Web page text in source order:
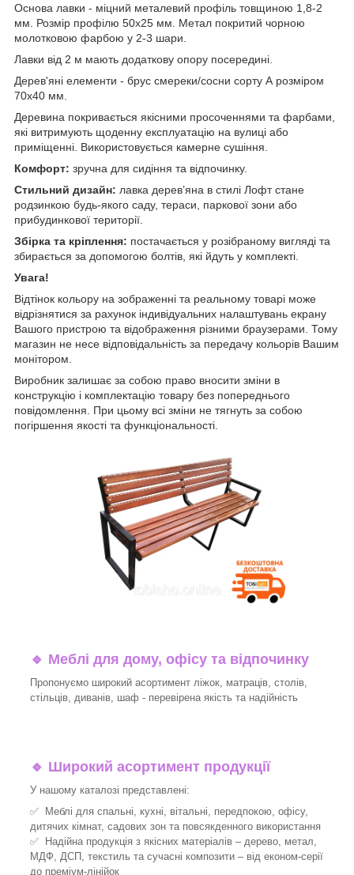
Основа лавки - міцний металевий профіль товщиною 1,8-2
мм. Розмір профілю 50х25 мм. Метал покритий чорною
молотковою фарбою у 2-3 шари.
Лавки від 2 м мають додаткову опору посередині.
Дерев'яні елементи - брус смереки/сосни сорту А розміром
70х40 мм.
Деревина покривається якісними просоченнями та фарбами,
які витримують щоденну експлуатацію на вулиці або
приміщенні. Використовується камерне сушіння.
Комфорт: зручна для сидіння та відпочинку.
Стильний дизайн: лавка дерев’яна в стилі Лофт стане
родзинкою будь-якого саду, тераси, паркової зони або
прибудинкової території.
Збірка та кріплення: постачається у розібраному вигляді та
збирається за допомогою болтів, які йдуть у комплекті.
Увага!
Відтінок кольору на зображенні та реальному товарі може
відрізнятися за рахунок індивідуальних налаштувань екрану
Вашого пристрою та відображення різними браузерами. Тому
магазин не несе відповідальність за передачу кольорів Вашим
монітором.
Виробник залишає за собою право вносити зміни в
конструкцію і комплектацію товару без попереднього
повідомлення. При цьому всі зміни не тягнуть за собою
погіршення якості та функціональності.
🔹 Меблі для дому, офісу та відпочинку
Пропонуємо широкий асортимент ліжок, матраців, столів,
стільців, диванів, шаф - перевірена якість та надійність
🔹 Широкий асортимент продукції
У нашому каталозі представлені:
✅ Меблі для спальні, кухні, вітальні, передпокою, офісу,
дитячих кімнат, садових зон та повсякденного використання
✅ Надійна продукція з якісних матеріалів – дерево, метал,
МДФ, ДСП, текстиль та сучасні композити – від економ-серії
до преміум-лінійок